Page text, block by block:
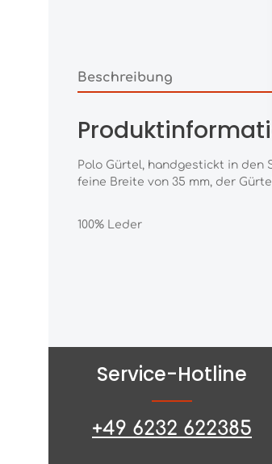
Beschreibung
Polo Gürtel, handgestickt in den
feine Breite von 35 mm, der
100% Leder
Service-Hotline
+49 6232 622385